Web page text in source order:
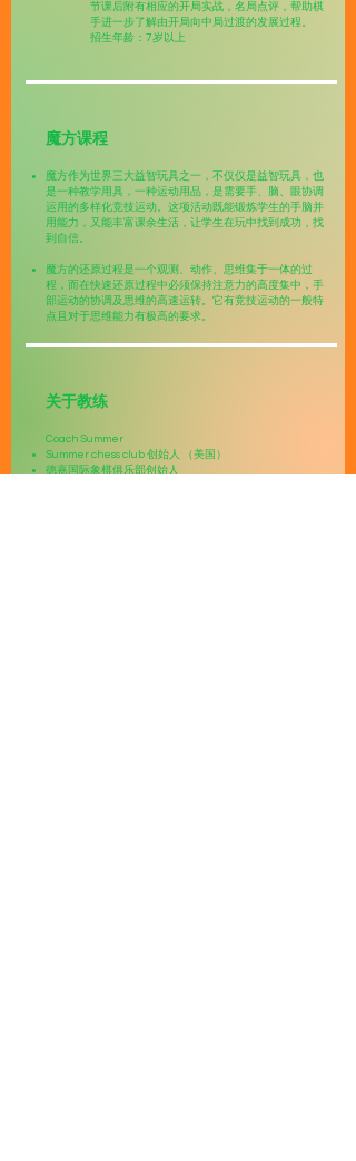
节课后附有相应的开局实战，名局点评，帮助棋
手进一步了解由开局向中局过渡的发展过程。
招生年龄：7岁以上
魔方课程
魔方作为世界三大益智玩具之一，不仅仅是益智玩具，也
是一种教学用具，一种运动用品，是需要手、脑、眼协调
运用的多样化竞技运动。这项活动既能锻炼学生的手脑并
用能力，又能丰富课余生活，让学生在玩中找到成功，找
到自信。
魔方的还原过程是一个观测、动作、思维集于一体的过
程，而在快速还原过程中必须保持注意力的高度集中，手
部运动的协调及思维的高速运转。它有竞技运动的一般特
点且对于思维能力有极高的要求。
​关于教练
​Coach Summer
Summer chess club 创始人 （美国）
德嘉国际象棋俱乐部创始人